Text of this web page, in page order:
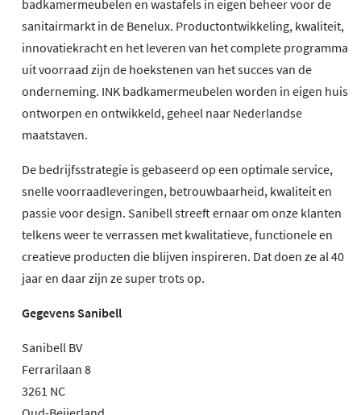
badkamermeubelen en wastafels in eigen beheer voor de
sanitairmarkt in de Benelux. Productontwikkeling, kwaliteit,
innovatiekracht en het leveren van het complete programma
uit voorraad zijn de hoekstenen van het succes van de
onderneming. INK badkamermeubelen worden in eigen huis
ontworpen en ontwikkeld, geheel naar Nederlandse
maatstaven.
De bedrijfsstrategie is gebaseerd op een optimale service,
snelle voorraadleveringen, betrouwbaarheid, kwaliteit en
passie voor design. Sanibell streeft ernaar om onze klanten
telkens weer te verrassen met kwalitatieve, functionele en
creatieve producten die blijven inspireren. Dat doen ze al 40
jaar en daar zijn ze super trots op.
Gegevens Sanibell
Sanibell BV
Ferrarilaan 8
3261 NC